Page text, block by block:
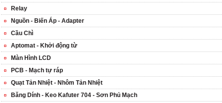
Relay
Nguồn - Biến Áp - Adapter
Cầu Chì
Aptomat - Khởi động từ
Màn Hình LCD
PCB - Mạch tự ráp
Quạt Tản Nhiệt - Nhôm Tản Nhiệt
Băng Dính - Keo Kafuter 704 - Sơn Phủ Mạch